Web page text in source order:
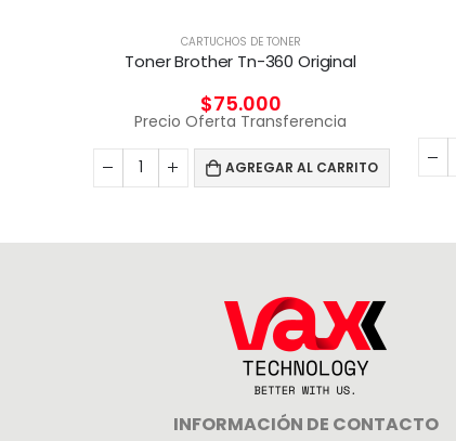
CARTUCHOS DE TONER
Toner Brother Tn-360 Original
$75.000
Precio Oferta Transferencia
AGREGAR AL CARRITO
INFORMACIÓN DE CONTACTO